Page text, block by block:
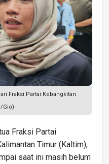
Fraksi Partai Kebangkitan
Gio)
Fraksi Partai
Timur (Kaltim),
saat ini masih belum